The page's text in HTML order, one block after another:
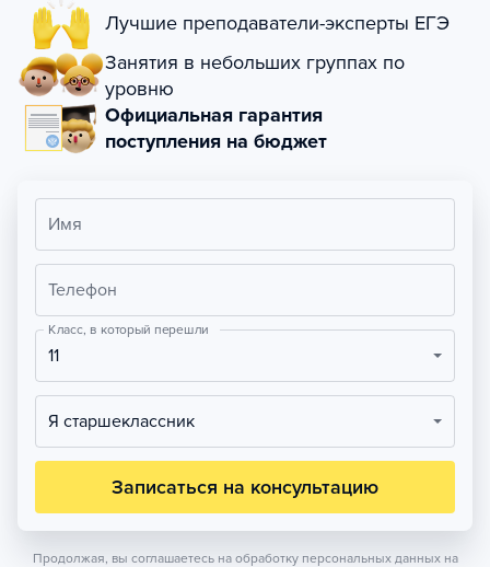
Лучшие преподаватели-эксперты ЕГЭ
Занятия в небольших группах по
уровню
Официальная гарантия
поступления на бюджет
Имя
Телефон
Класс, в который перешли
11
Я старшеклассник
Записаться на консультацию
Продолжая, вы соглашаетесь на обработку персональных данных на